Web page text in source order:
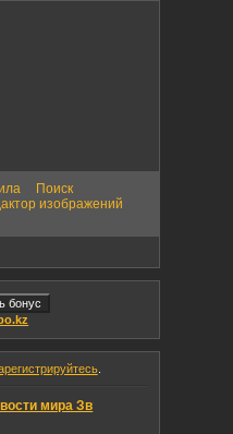
Поиск
изображений
.
мира Зв